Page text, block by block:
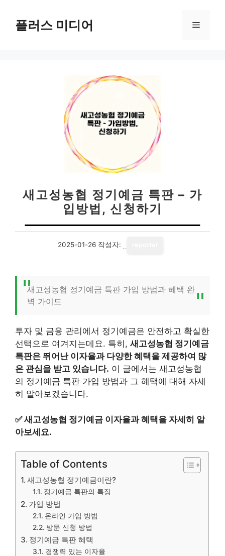
플러스 미디어 메
새고성농협 정기예금 특판 – 가
입방법, 신청하기
2025-01-26 작성자:
새고성농협 정기예금 특판 가입 방법과 혜택 완
벽 가이드
투자 및 금융 관리에서 정기예금은 안전하고 확실한
선택으로 여겨지는데요. 특히, 새고성농협 정기예금
특판은 뛰어난 이자율과 다양한 혜택을 제공하여 많
은 관심을 받고 있습니다. 이 글에서는 새고성농협
의 정기예금 특판 가입 방법과 그 혜택에 대해 자세
히 알아보겠습니다.
✅새고성농협 정기예금 이자율과 혜택을 자세히 알
아보세요.
Table of Contents
새고성농협 정기예금이란?
정기예금 특판의 특징
가입 방법
온라인 가입 방법
방문 신청 방법
정기예금 특판 혜택
경쟁력 있는 이자율